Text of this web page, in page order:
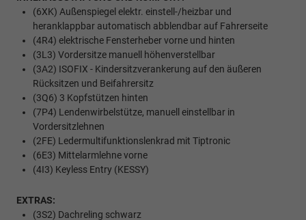
(6XK) Außenspiegel elektr. einstell-/heizbar und
heranklappbar automatisch abblendbar auf Fahrerseite
(4R4) elektrische Fensterheber vorne und hinten
(3L3) Vordersitze manuell höhenverstellbar
(3A2) ISOFIX - Kindersitzverankerung auf den äußeren
Rücksitzen und Beifahrersitz
(3Q6) 3 Kopfstützen hinten
(7P4) Lendenwirbelstütze, manuell einstellbar in
Vordersitzlehnen
(2FE) Ledermultifunktionslenkrad mit Tiptronic
(6E3) Mittelarmlehne vorne
(4I3) Keyless Entry (KESSY)
EXTRAS:
(3S2) Dachreling schwarz